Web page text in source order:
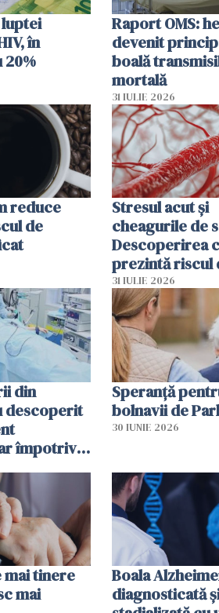
în
20%
Raport OMS:
devenit
boală
mortală
31 IULIE 2026
reduce
de
Stresul acut și
cheagurile de
Descoperirea
prezintă riscul
infarct
31 IULIE 2026
din
descoperit
împotriva
Sunt
bacteriile
Speranță
bolnavii de
30 IUNIE 2026
mai tinere
mai
Boala
diagnosticată